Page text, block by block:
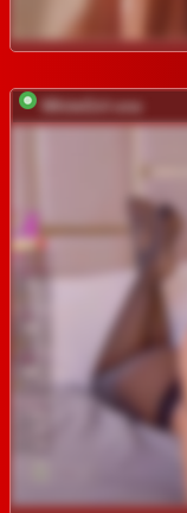
WhiteGirl-one